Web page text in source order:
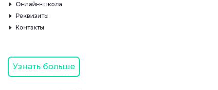
Онлайн-школа
Реквизиты
Контакты
Узнать больше